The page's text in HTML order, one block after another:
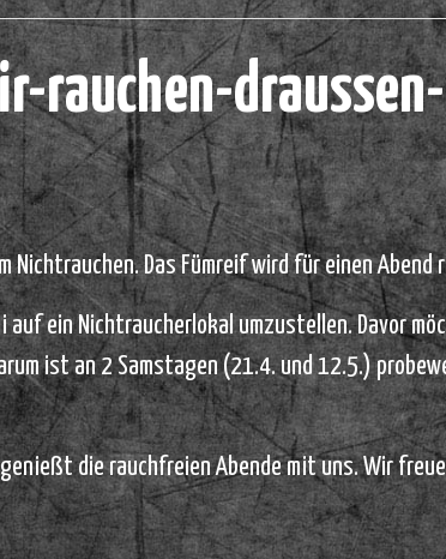
rauchen-
Nichtrauchen. Das Fümreif wird für einen Abend
auf ein Nichtraucherlokal umzustellen. Davor
ist an 2 Samstagen (21.4. und 12.5.)
die rauchfreien Abende mit uns. Wir